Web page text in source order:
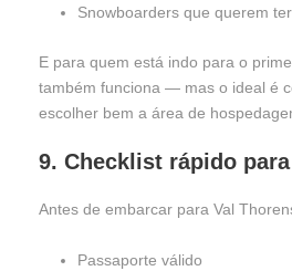
Snowboarders que querem
E para quem está indo para o
também funciona — mas o ideal é
escolher bem a área de
9. Checklist rápido
Antes de embarcar para Val
Passaporte válido